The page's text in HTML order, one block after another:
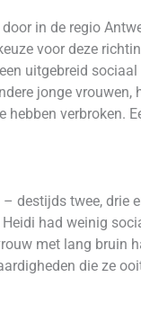
in de regio
voor deze
uitgebreid
jonge vrouwen,
verbroken.
destijds twee, drie
had weinig
met lang bruin
die ze